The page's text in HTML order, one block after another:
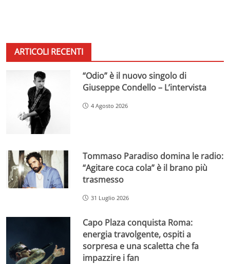
ARTICOLI RECENTI
“Odio” è il nuovo singolo di
Giuseppe Condello – L’intervista
4 Agosto 2026
Tommaso Paradiso domina le radio:
“Agitare coca cola” è il brano più
trasmesso
31 Luglio 2026
Capo Plaza conquista Roma:
energia travolgente, ospiti a
sorpresa e una scaletta che fa
impazzire i fan